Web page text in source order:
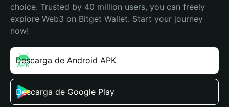
choice. Trusted by 40 million users, you can freely
explore Web3 on Bitget Wallet. Start your journey
now!
Descarga de Android APK
Descarga de Google Play